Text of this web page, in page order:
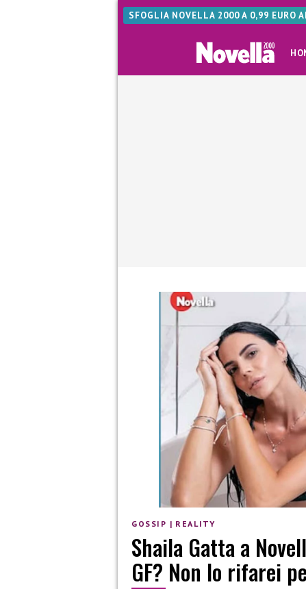
SFOGLIA NOVELLA 2000 A 0,99 EURO
GOSSIP | REALITY
Shaila Gatta a
GF? Non lo rifarei